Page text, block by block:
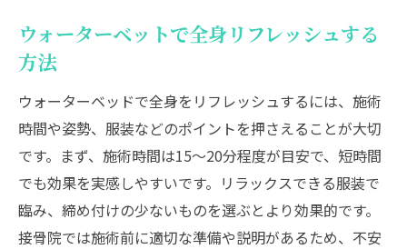
ウォーターベットで全身リフレッシュする
方法
ウォーターベッドで全身をリフレッシュするには、施術
時間や姿勢、服装などのポイントを押さえることが大切
です。まず、施術時間は15〜20分程度が目安で、短時間
でも効果を実感しやすいです。リラックスできる服装で
臨み、締め付けの少ないものを選ぶとより効果的です。
接骨院では施術前に適切な準備や説明があるため、不安